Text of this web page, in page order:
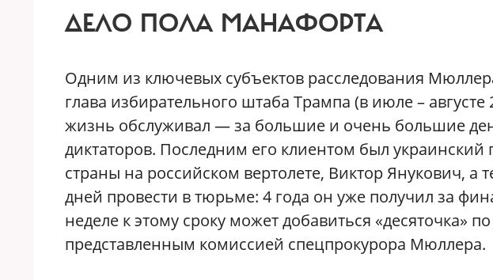
ДЕЛО ПОЛА МАНАФОРТА
Одним из ключевых субъектов расследования
глава избирательного штаба Трампа (в июле –
жизнь обслуживал — за большие и очень большие
диктаторов. Последним его клиентом был
страны на российском вертолете, Виктор Янукович, а
дней провести в тюрьме: 4 года он уже получил за
неделе к этому сроку может добавиться «десяточка»
представленным комиссией спецпрокурора Мюллера.